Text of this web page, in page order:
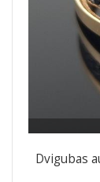
Dvigubas